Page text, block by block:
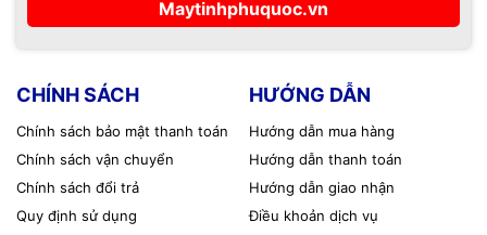
(tặng kèm) để điều chỉnh cảm giác chuột theo phong cách
riêng của bạn.
Đèn LED RGB LIGHTSYNC:Tuỳ chỉnh màu sắc rực rỡ theo
hiệu ứng game hoặc đồng bộ cùng hệ sinh thái Logitech.
🧠 Bộ nhớ tích hợp:
Lưu trữ profile tuỳ chỉnh trực tiếp trên
chuột, tiện lợi mang theo khi thi đấu.
💪 Thiết kế công thái học:
Dáng chuột ôm tay giúp cầm nắm
thoải mái suốt nhiều giờ chơi game liên tục.
🔌 Kết nối USB có dây:
Đảm bảo tín hiệu ổn định và phản hồi
tức thì trong mọi thao tác.
Maytinhphuquoc.vn
CHÍNH SÁCH
Chính sách bảo mật thanh toán
Chính sách vận chuyển
Chính sách đổi trả
Quy định sử dụng
HƯỚNG DẪN
Hướng dẫn mua hàng
Hướng dẫn thanh toán
Hướng dẫn giao nhận
Điều khoản dịch vụ